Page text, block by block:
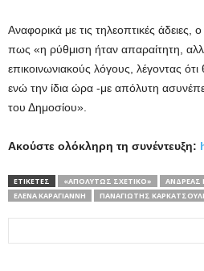
Αναφορικά με τις τηλεοπτικές
πως «η ρύθμιση ήταν απαραίτητη,
επικοινωνιακούς λόγους, λέγοντας
ενώ την ίδια ώρα -με απόλυτη
του Δημοσίου».
Ακούστε ολόκληρη τη συνέντευξη:
ΕΤΙΚΕΤΕΣ «ΑΠΟΛΎΤΩΣ ΣΧΕΤΙΚΌ»
ΑΝΔΡΈΑΣ
ΈΛΕΝΑ ΚΑΡΑΓΙΆΝΝΗ
ΠΑΝΑΓΙΩΤΗΣ